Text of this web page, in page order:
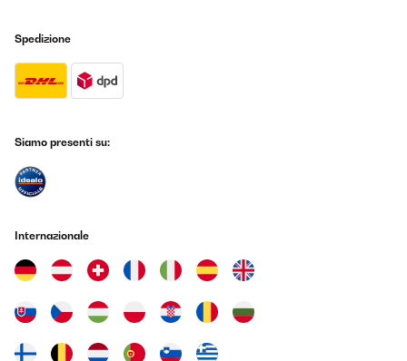
Spedizione
Siamo presenti su:
Internazionale